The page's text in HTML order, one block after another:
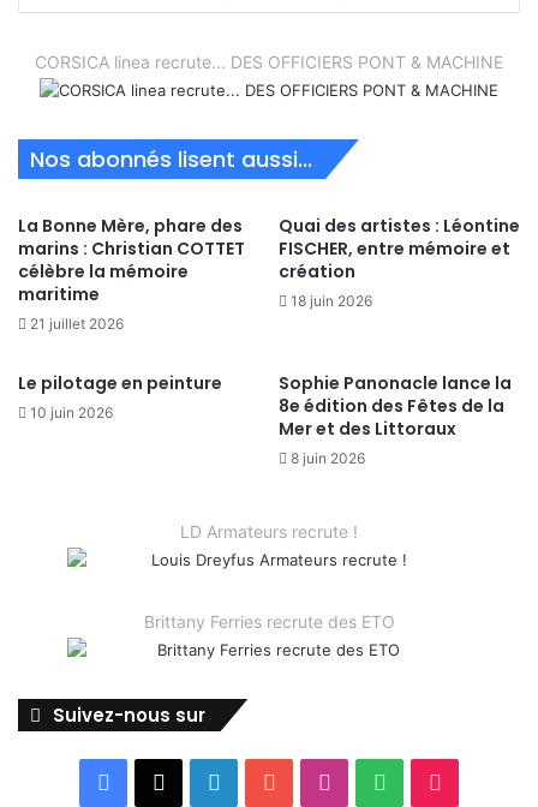
CORSICA linea recrute... DES OFFICIERS PONT & MACHINE
Nos abonnés lisent aussi...
La Bonne Mère, phare des
marins : Christian COTTET
célèbre la mémoire
maritime
21 juillet 2026
Quai des artistes : Léontine
FISCHER, entre mémoire et
création
18 juin 2026
Le pilotage en peinture
10 juin 2026
Sophie Panonacle lance la
8e édition des Fêtes de la
Mer et des Littoraux
8 juin 2026
LD Armateurs recrute !
Brittany Ferries recrute des ETO
Suivez-nous sur
Facebook LinkedinYouTubeInstagram
Spotify